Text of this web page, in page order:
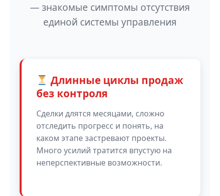
— знакомые симптомы отсутствия
единой системы управления
Длинные циклы продаж
без контроля
Сделки длятся месяцами, сложно
отследить прогресс и понять, на
каком этапе застревают проекты.
Много усилий тратится впустую на
неперспективные возможности.